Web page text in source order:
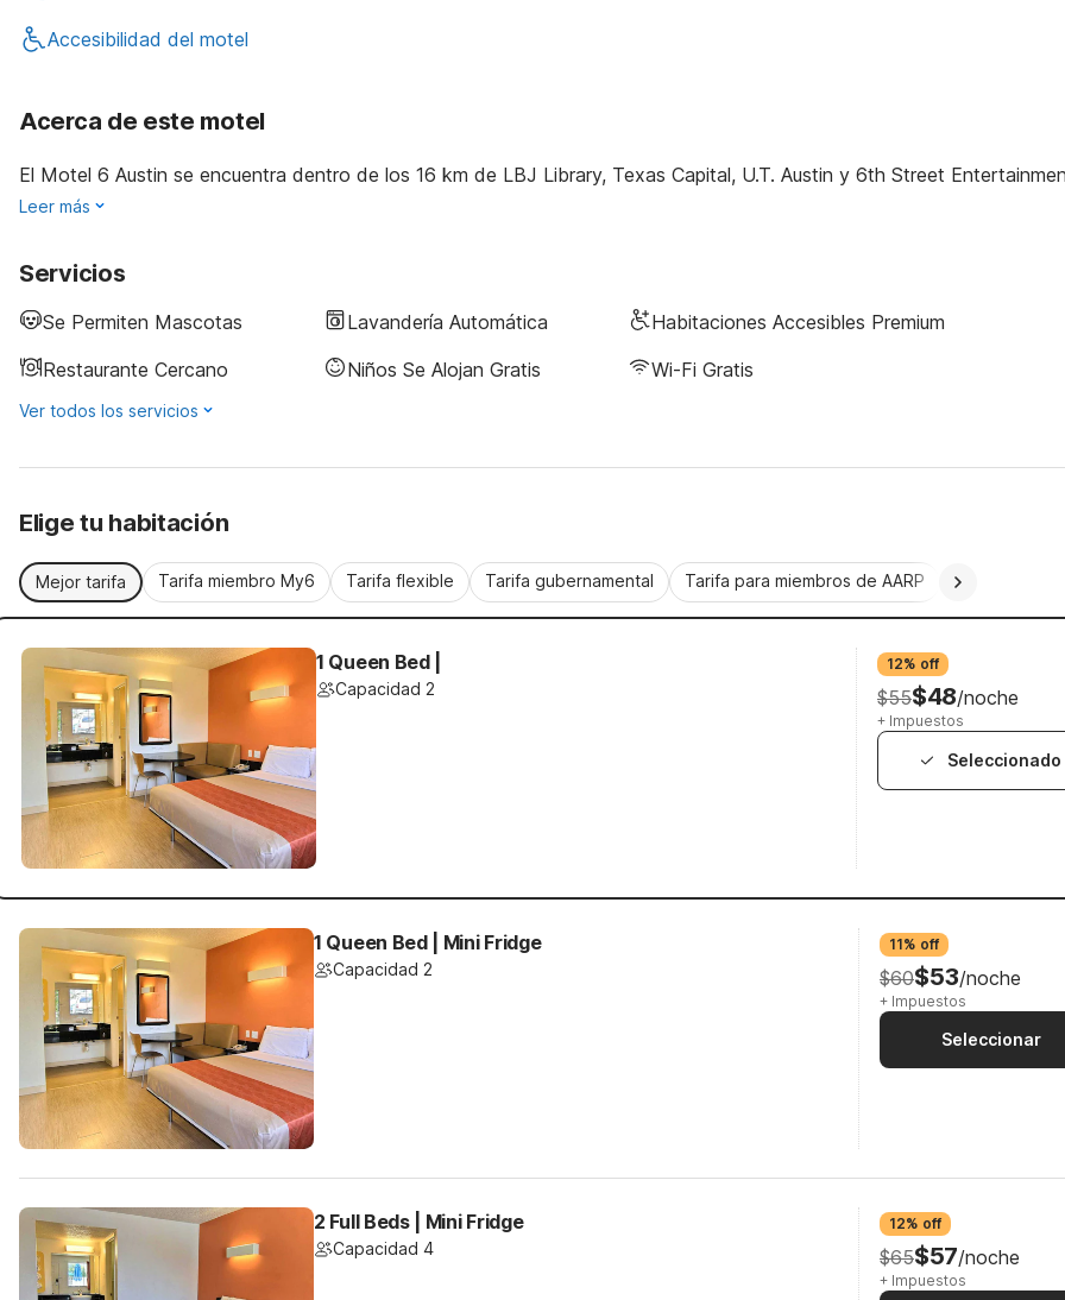
Accesibilidad del motel
Acerca de este motel
El Motel 6 Austin se encuentra dentro de los 16 km de LBJ Library, Texas Capital, U.T. Austin y 6th Street
Leer más
Servicios
Se Permiten Mascotas Lavandería Automática
Habitaciones Accesibles Premium
Restaurante Cercano
Niños Se Alojan Gratis Wi-Fi Gratis
Ver todos los servicios
Elige tu habitación
Mejor tarifa Tarifa miembro My6 Tarifa flexible Tarifa gubernamental Tarifa para miembros de AARP
1 Queen Bed |
Capacidad 2
12% off
$55$48/noche
+ Impuestos
Seleccionado
1 Queen Bed | Mini Fridge
Capacidad 2
11% off
$60$53/noche
+ Impuestos
Seleccionar
2 Full Beds | Mini Fridge
Capacidad 4
12% off
$65$57/noche
+ Impuestos